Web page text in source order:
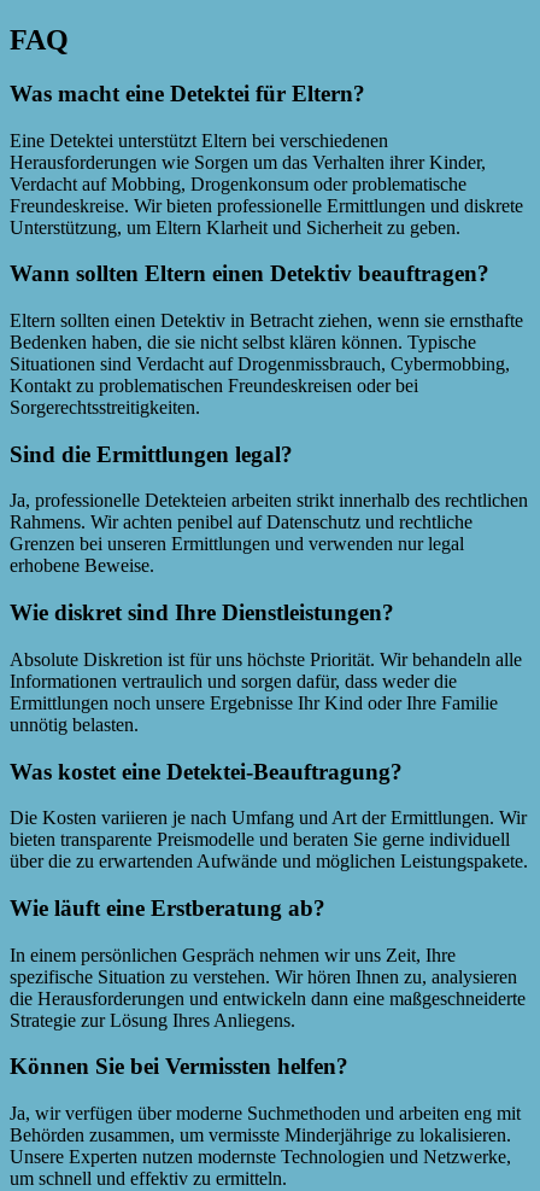
FAQ
Was macht eine Detektei für Eltern?
Eine Detektei unterstützt Eltern bei verschiedenen
Herausforderungen wie Sorgen um das Verhalten ihrer Kinder,
Verdacht auf Mobbing, Drogenkonsum oder problematische
Freundeskreise. Wir bieten professionelle Ermittlungen und diskrete
Unterstützung, um Eltern Klarheit und Sicherheit zu geben.
Wann sollten Eltern einen Detektiv beauftragen?
Eltern sollten einen Detektiv in Betracht ziehen, wenn sie ernsthafte
Bedenken haben, die sie nicht selbst klären können. Typische
Situationen sind Verdacht auf Drogenmissbrauch, Cybermobbing,
Kontakt zu problematischen Freundeskreisen oder bei
Sorgerechtsstreitigkeiten.
Sind die Ermittlungen legal?
Ja, professionelle Detekteien arbeiten strikt innerhalb des rechtlichen
Rahmens. Wir achten penibel auf Datenschutz und rechtliche
Grenzen bei unseren Ermittlungen und verwenden nur legal
erhobene Beweise.
Wie diskret sind Ihre Dienstleistungen?
Absolute Diskretion ist für uns höchste Priorität. Wir behandeln alle
Informationen vertraulich und sorgen dafür, dass weder die
Ermittlungen noch unsere Ergebnisse Ihr Kind oder Ihre Familie
unnötig belasten.
Was kostet eine Detektei-Beauftragung?
Die Kosten variieren je nach Umfang und Art der Ermittlungen. Wir
bieten transparente Preismodelle und beraten Sie gerne individuell
über die zu erwartenden Aufwände und möglichen Leistungspakete.
Wie läuft eine Erstberatung ab?
In einem persönlichen Gespräch nehmen wir uns Zeit, Ihre
spezifische Situation zu verstehen. Wir hören Ihnen zu, analysieren
die Herausforderungen und entwickeln dann eine maßgeschneiderte
Strategie zur Lösung Ihres Anliegens.
Können Sie bei Vermissten helfen?
Ja, wir verfügen über moderne Suchmethoden und arbeiten eng mit
Behörden zusammen, um vermisste Minderjährige zu lokalisieren.
Unsere Experten nutzen modernste Technologien und Netzwerke,
um schnell und effektiv zu ermitteln.